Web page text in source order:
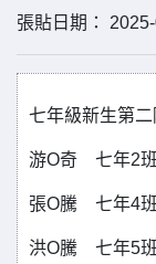
張貼日期：
七年級新生第
游O奇 七年2班
張O騰 七年4班
洪O騰 七年5班